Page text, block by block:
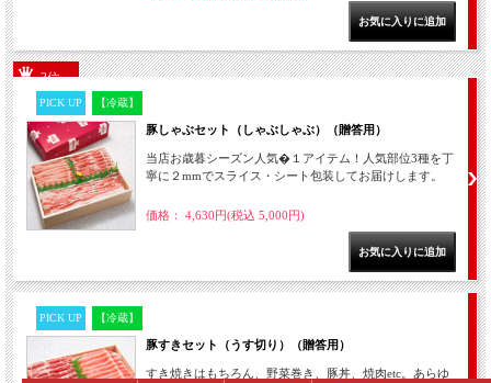
3位
PICK UP 【冷蔵】
豚しゃぶセット（しゃぶしゃぶ）（贈答用）
当店お歳暮シーズン人気�１アイテム！人気部位3種を丁
寧に２mmでスライス・シート包装してお届けします。
価格： 4,630円(税込 5,000円)
PICK UP 【冷蔵】
豚すきセット（うす切り）（贈答用）
すき焼きはもちろん、野菜巻き、豚丼、焼肉etc。あらゆ